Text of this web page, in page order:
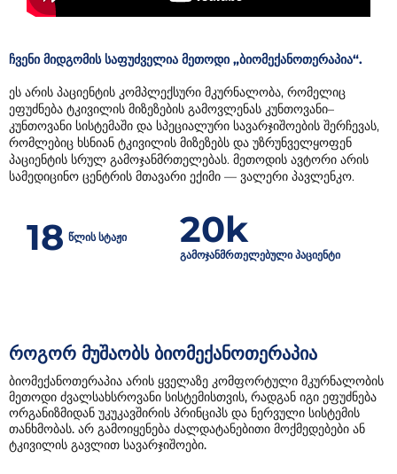
ჩვენი მიდგომის საფუძველია მეთოდი „ბიომექანოთერაპია“.
ეს არის პაციენტის კომპლექსური მკურნალობა, რომელიც
ეფუძნება ტკივილის მიზეზების გამოვლენას კუნთოვანი–
კუნთოვანი სისტემაში და სპეციალური სავარჯიშოების შერჩევას,
რომლებიც ხსნიან ტკივილის მიზეზებს და უზრუნველყოფენ
პაციენტის სრულ გამოჯანმრთელებას. მეთოდის ავტორი არის
სამედიცინო ცენტრის მთავარი ექიმი — ვალერი პავლენკო.
18 წლის სტაჟი 20k
გამოჯანმრთელებული პაციენტი
როგორ მუშაობს ბიომექანოთერაპია
ბიომექანოთერაპია არის ყველაზე კომფორტული მკურნალობის
მეთოდი ძვალსახსროვანი სისტემისთვის, რადგან იგი ეფუძნება
ორგანიზმიდან უკუკავშირის პრინციპს და ნერვული სისტემის
თანხმობას. არ გამოიყენება ძალდატანებითი მოქმედებები ან
ტკივილის გავლით სავარჯიშოები.